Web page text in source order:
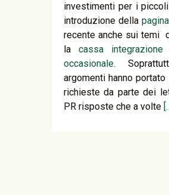
investimenti per i
introduzione della
recente anche sui temi
la cassa integrazione
occasionale.
argomenti hanno
richieste da parte dei
PR risposte che a volte